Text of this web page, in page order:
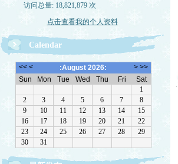
访问总量: 18,821,879 次
点击查看我的个人资料
Calendar